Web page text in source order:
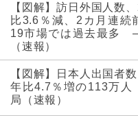
【図解】訪日外国人数
比3.6％減、2カ月連続
19市場では過去最多
（速報）
【図解】日本人出国者
年比4.7％増の113万
局（速報）